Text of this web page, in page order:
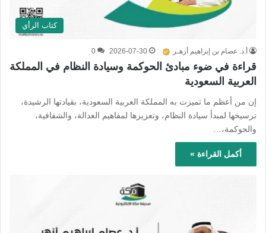
كتاب الرأي
أ.د. عصام بن إبراهيم أزهـر 2026-07-30
0
قراءة في ضوء مبادئ الحوكمة وسيادة النظام في المملكة
العربية السعودية
إن من أعظم ما تميزت به المملكة العربية السعودية، بقيادتها الرشيدة،
ترسيخها لمبدأ سيادة النظام، وتعزيزها لمفاهيم العدالة، والشفافية،
والحوكمة،…
أكمل القراءة »